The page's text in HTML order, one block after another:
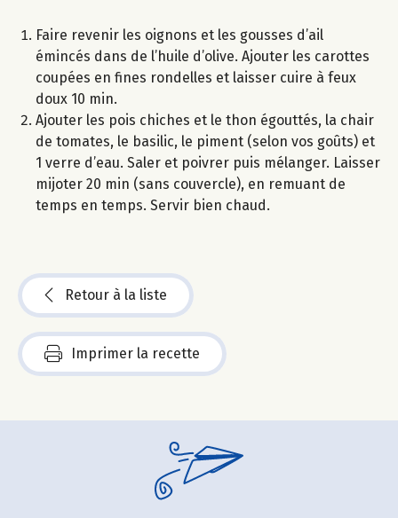
Faire revenir les oignons et les gousses d’ail
émincés dans de l’huile d’olive. Ajouter les carottes
coupées en fines rondelles et laisser cuire à feux
doux 10 min.
Ajouter les pois chiches et le thon égouttés, la chair
de tomates, le basilic, le piment (selon vos goûts) et
1 verre d’eau. Saler et poivrer puis mélanger. Laisser
mijoter 20 min (sans couvercle), en remuant de
temps en temps. Servir bien chaud.
Retour à la liste
Imprimer la recette